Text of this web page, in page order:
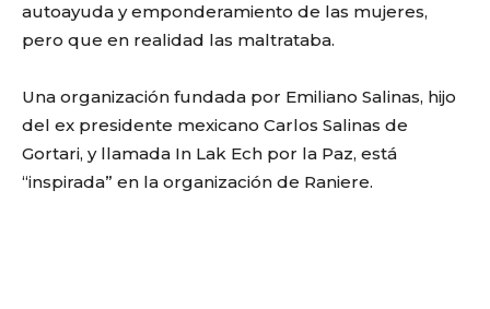
autoayuda y emponderamiento de las mujeres,
pero que en realidad las maltrataba.
Una organización fundada por Emiliano Salinas, hijo
del ex presidente mexicano Carlos Salinas de
Gortari, y llamada In Lak Ech por la Paz, está
“inspirada” en la organización de Raniere.